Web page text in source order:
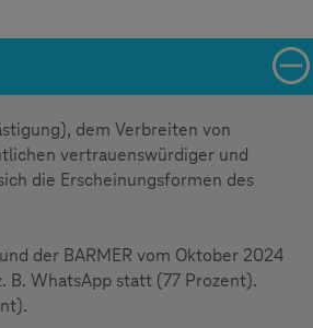
dem Verbreiten von
vertrauenswürdiger und
die Erscheinungsformen des
der BARMER vom Oktober 2024
WhatsApp statt (77 Prozent).